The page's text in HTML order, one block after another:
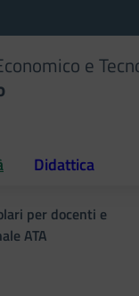
e
Didattica
per docenti e
ATA